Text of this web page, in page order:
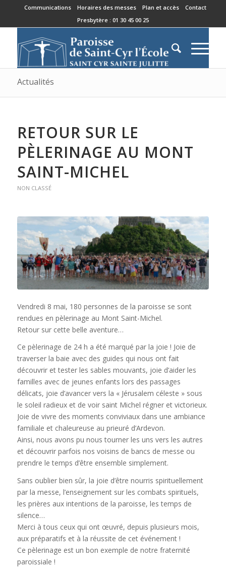
Communications Horaires des messes Plan et accès
Contact
Presbytère : 01 30 45 00 25
Actualités
RETOUR SUR LE
PÈLERINAGE AU MONT
SAINT-MICHEL
NON CLASSÉ
Vendredi 8 mai, 180 personnes de la paroisse se sont
rendues en pèlerinage au Mont Saint-Michel.
Retour sur cette belle aventure…
Ce pèlerinage de 24 h a été marqué par la joie ! Joie de
traverser la baie avec des guides qui nous ont fait
découvrir et tester les sables mouvants, joie d’aider les
familles avec de jeunes enfants lors des passages
délicats, joie d’avancer vers la « Jérusalem céleste » sous
le soleil radieux et de voir saint Michel régner et victorieux.
Joie de vivre des moments conviviaux dans une ambiance
familiale et chaleureuse au prieuré d’Ardevon.
Ainsi, nous avons pu nous tourner les uns vers les autres
et découvrir parfois nos voisins de bancs de messe ou
prendre le temps d’être ensemble simplement.
Sans oublier bien sûr, la joie d’être nourris spirituellement
par la messe, l’enseignement sur les combats spirituels,
les prières aux intentions de la paroisse, les temps de
silence…
Merci à tous ceux qui ont œuvré, depuis plusieurs mois,
aux préparatifs et à la réussite de cet événement !
Ce pèlerinage est un bon exemple de notre fraternité
paroissiale !